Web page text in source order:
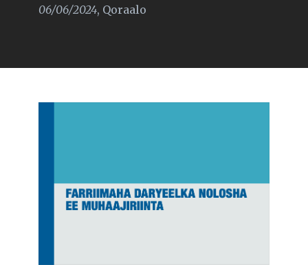
06/06/2024, Qoraalo